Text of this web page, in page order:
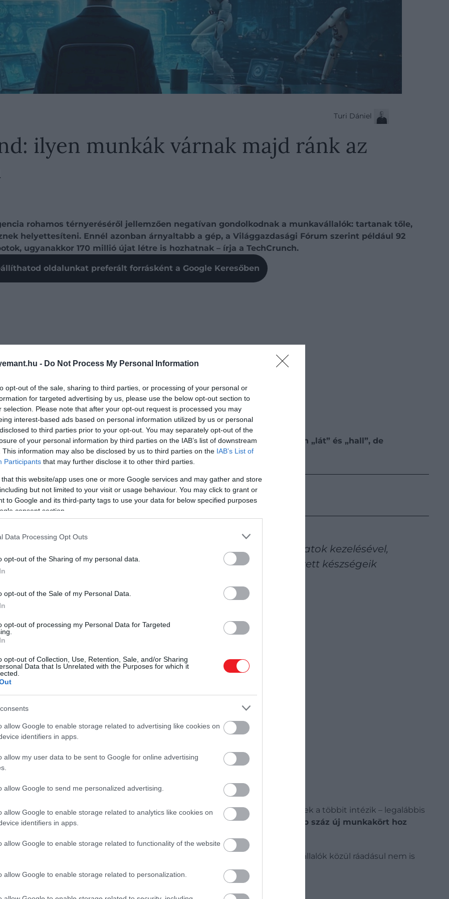
- Do Not Process My Personal Information
opt-out of the sale, sharing to third parties, or processing of your personal or
for targeted advertising by us, please use the below opt-out section to
selection. Please note that after your opt-out request is processed you may
interest-based ads based on personal information utilized by us or personal
to third parties prior to your opt-out. You may separately opt-out of the
of your personal information by third parties on the IAB’s list of downstream
This information may also be disclosed by us to third parties on the IAB’s List of
Participants that may further disclose it to other third parties.
that this website/app uses one or more Google services and may gather and store
but not limited to your visit or usage behaviour. You may click to grant or
to Google and its third-party tags to use your data for below specified purposes
consent section.
Data Processing Opt Outs
opt-out of the Sharing of my personal data.
opt-out of the Sale of my Personal Data.
opt-out of processing my Personal Data for Targeted
opt-out of Collection, Use, Retention, Sale, and/or Sharing
Data that Is Unrelated with the Purposes for which it
allow Google to enable storage related to advertising like cookies on
identifiers in apps.
allow my user data to be sent to Google for online advertising
allow Google to send me personalized advertising.
allow Google to enable storage related to analytics like cookies on
identifiers in apps.
allow Google to enable storage related to functionality of the website
allow Google to enable storage related to personalization.
Turi Dániel
ilyen munkák várnak majd ránk az
rohamos térnyeréséről jellemzően negatívan gondolkodnak a munkavállalók: tartanak tőle,
helyettesíteni. Ennél azonban árnyaltabb a gép, a Világgazdasági Fórum szerint például 92
ugyanakkor 170 millió újat létre is hozhatnak – írja a TechCrunch.
oldalunkat preferált forrásként a Google Keresőben
mutatta be Vulcan nevű legújabb robotját, amelymár nem csupán „lát” és „hall”, de
pár csepp vérből képes rákdiagnózist adni
tenni a munkát az ergonómiailag kihívást jelentő feladatok kezelésével,
csapattársainknak a robotikai karbantartás terén szerzett készségeik
és legalacsonyabb polcairól gyűjti össze a termékeket, míg az emberek a többit intézik – legalábbis
robotkarbantartói képzést is kínálnak , ami az Amazon szerint
több száz új munkakört hoz
mérnököket.
teljes mértékben továbbra sem váltja ki az emberi munkaerőt, a munkavállalók közül ráadásul nem is